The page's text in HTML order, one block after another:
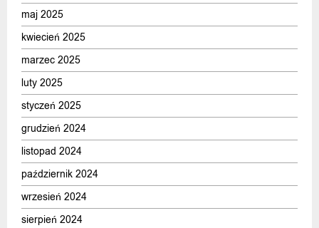
maj 2025
kwiecień 2025
marzec 2025
luty 2025
styczeń 2025
grudzień 2024
listopad 2024
październik 2024
wrzesień 2024
sierpień 2024